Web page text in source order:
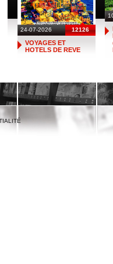
24-07-2026 12126
VOYAGES ET
HOTELS DE REVE